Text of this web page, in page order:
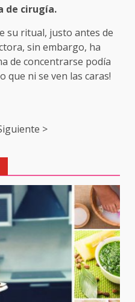
de cirugía.
su ritual, justo antes de
sin embargo, ha
de concentrarse podía
que ni se ven las caras!
>